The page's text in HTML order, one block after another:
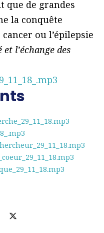
que de grandes
la conquête
ou l’épilepsie
l’échange des